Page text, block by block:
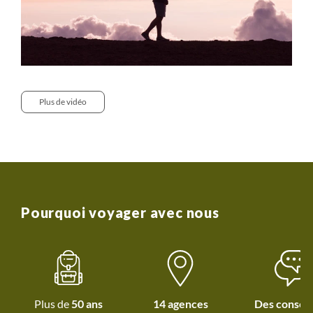
Plus de vidéo
Pourquoi voyager avec nous
Plus de50 ans
14 agences
Des